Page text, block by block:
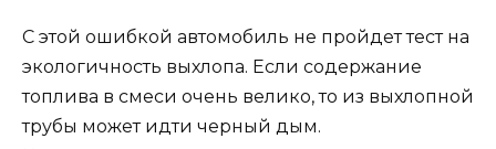
С этой ошибкой автомобиль не пройдет тест на
экологичность выхлопа. Если содержание
топлива в смеси очень велико, то из выхлопной
трубы может идти черный дым.